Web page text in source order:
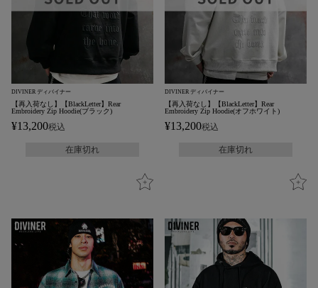
DIVINER ディバイナー
【再入荷なし】【BlackLetter】Rear
Embroidery Zip Hoodie(ブラック)
¥13,200税込
在庫切れ
DIVINER ディバイナー
【再入荷なし】【BlackLetter】Rear
Embroidery Zip Hoodie(オフホワイト)
¥13,200税込
在庫切れ